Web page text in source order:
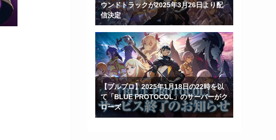
ウンドトラックが2025年3月26日より配
信決定
【ブルプロ】2025年1月18日の22時を以
て「BLUE PROTOCOL」のサーバーがク
ローズ